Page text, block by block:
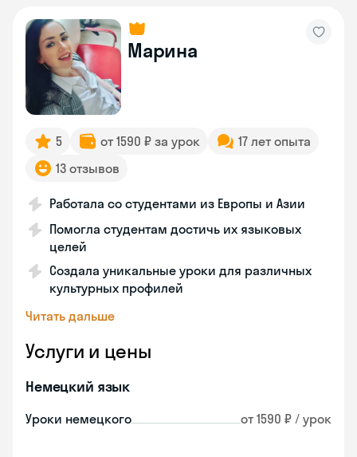
Марина
5 от 1590 ₽ за урок
17 лет опыта
13 отзывов
Работала со студентами из Европы и Азии
Помогла студентам достичь их языковых
целей
Создала уникальные уроки для различных
культурных профилей
Читать дальше
Услуги и цены
Немецкий язык
Уроки немецкого от 1590 ₽ / урок